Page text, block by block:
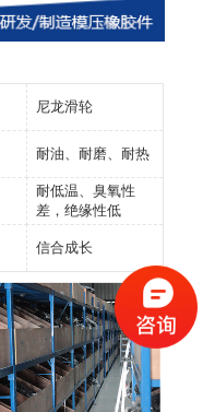
尼龙滑轮
耐油、耐磨、耐热
耐低温、臭氧性
差，绝缘性低
信合成长